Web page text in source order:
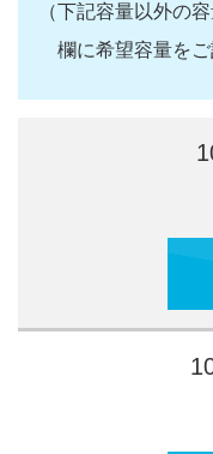
（下記容量以外の
欄に希望容量を